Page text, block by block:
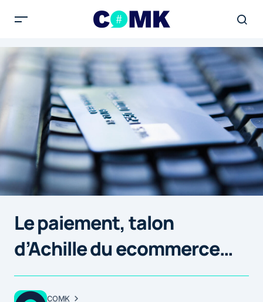
Le paiement, talon
d’Achille du ecommerce…
COMK